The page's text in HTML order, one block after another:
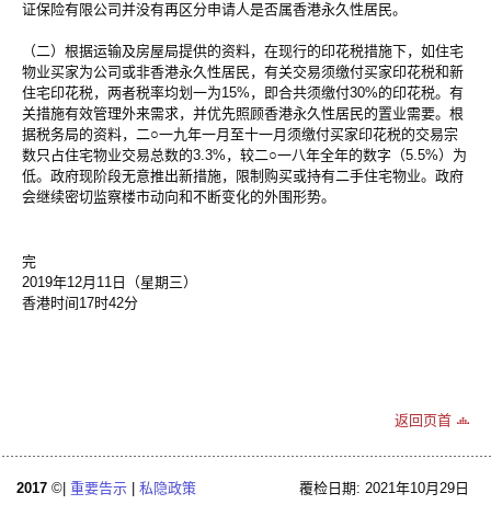
证保险有限公司并没有再区分申请人是否属香港永久性居民。
（二）根据运输及房屋局提供的资料，在现行的印花税措施下，如住宅
物业买家为公司或非香港永久性居民，有关交易须缴付买家印花税和新
住宅印花税，两者税率均划一为15%，即合共须缴付30%的印花税。有
关措施有效管理外来需求，并优先照顾香港永久性居民的置业需要。根
据税务局的资料，二○一九年一月至十一月须缴付买家印花税的交易宗
数只占住宅物业交易总数的3.3%，较二○一八年全年的数字（5.5%）为
低。政府现阶段无意推出新措施，限制购买或持有二手住宅物业。政府
会继续密切监察楼市动向和不断变化的外围形势。
完
2019年12月11日（星期三）
香港时间17时42分
返回页首
2017 ©| 重要告示 私隐政策 覆检日期: 2021年10月29日